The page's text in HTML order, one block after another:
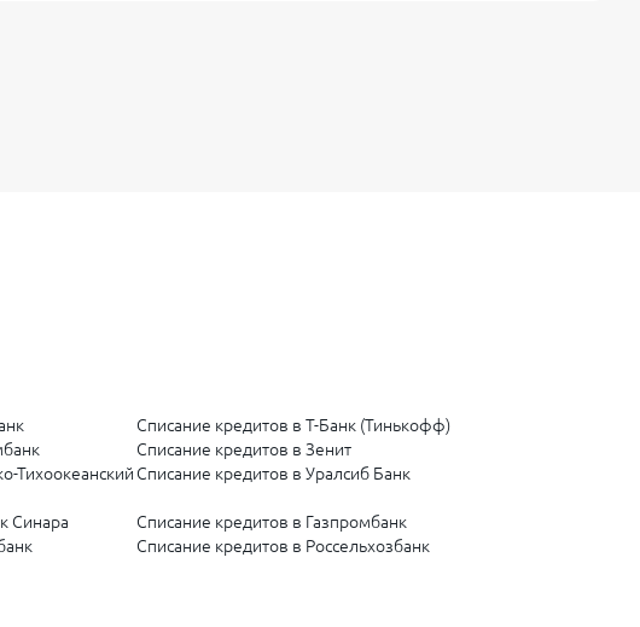
Промсвязьбанком.
Списание кредитов в Т-Банк (Тинькофф)
Списание кредитов в Зенит
Тихоокеанский Списание кредитов в Уралсиб Банк
Синара
Списание кредитов в Газпромбанк
Списание кредитов в Россельхозбанк